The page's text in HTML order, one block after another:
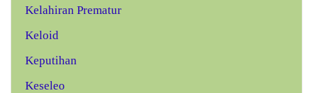
Kelahiran Prematur
Keloid
Keputihan
Keseleo